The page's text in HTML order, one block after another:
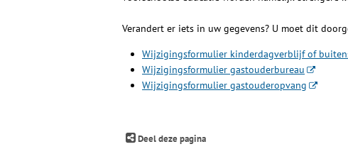
Verandert er iets in uw gegevens? U moet dit
Wijzigingsformulier kinderdagverblijf of
Wijzigingsformulier gastouderbureau
Wijzigingsformulier gastouderopvang
Deel deze pagina